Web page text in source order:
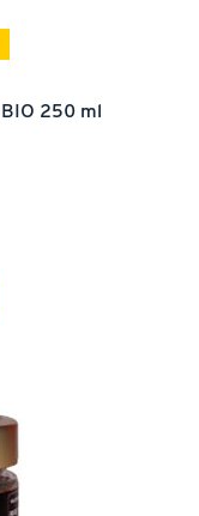
250 ml